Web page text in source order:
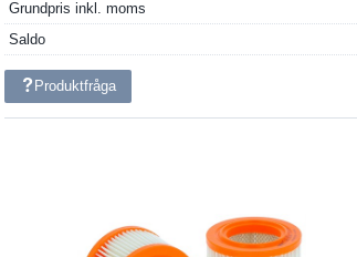
Grundpris inkl. moms
Saldo
Produktfråga